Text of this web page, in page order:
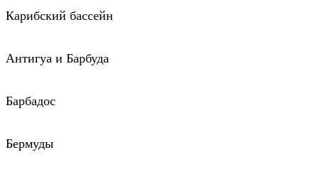
Карибский бассейн
Антигуа и Барбуда
Барбадос
Бермуды